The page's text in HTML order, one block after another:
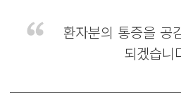
환자분의 통증을 공
되겠습니